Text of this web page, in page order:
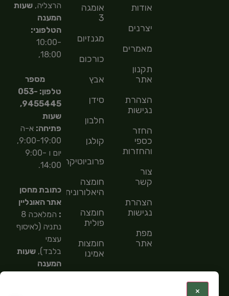
אודות
יצרנים
מאמרים
תקנון
אתר
הצהרת
נגישות
החזר
כספי
והחזרות
צור
קשר
הצהרת
נגישות
מפת
אתר
אומגה
3
מגנזיום
כורכום
אבץ
סידן
חלבון
קולגן
פרוביוטיקה
חומצה
היאלורונית
חומצה
פולית
חומצות
אמינו
חומצות
הרצליה,שעות
המענה
הטלפוני:
10:00-
18:00,
מספר
טלפון: 053-
9455445,
שעות
פתיחה: א-ה
9:00-19:00,
יום ו 9:00-
14:00.
כתובת מחסן
אתר האונליין
:
המלאכה 8
נתניה (לאיסוף
עצמי
בלבד),שעות
המענה
×